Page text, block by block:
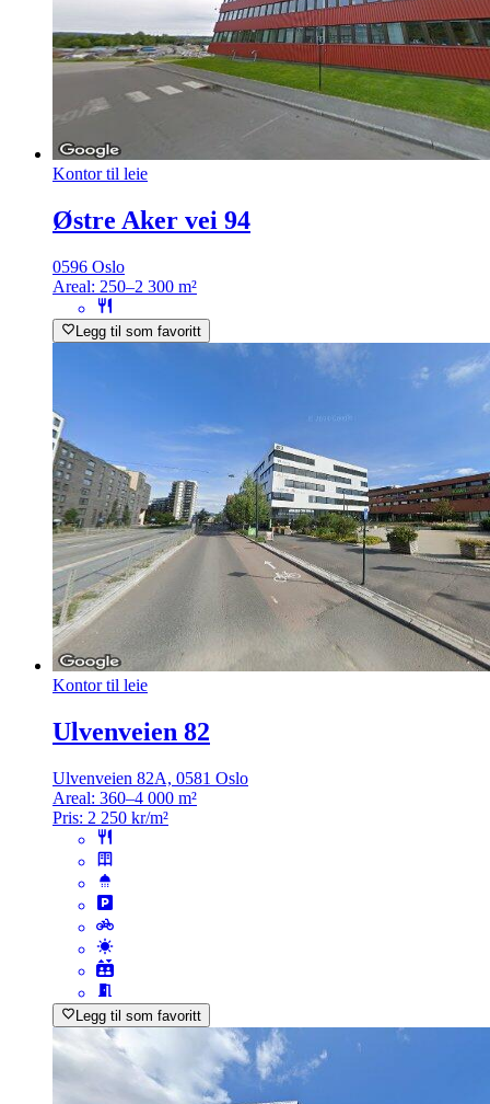
Kontor til leie
Østre Aker vei 94
0596 Oslo
Areal: 250–2 300 m²
Legg til som favoritt
Kontor til leie
Ulvenveien 82
Ulvenveien 82A, 0581 Oslo
Areal: 360–4 000 m²
Pris: 2 250 kr/m²
Legg til som favoritt